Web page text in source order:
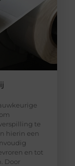
te
hierin een
en tot
Door